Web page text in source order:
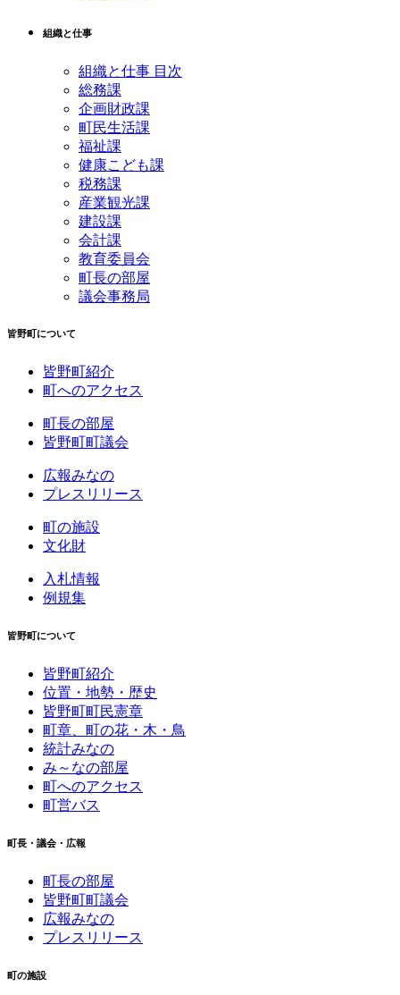
組織と仕事
組織と仕事 目次
総務課
企画財政課
町民生活課
福祉課
健康こども課
税務課
産業観光課
建設課
会計課
教育委員会
町長の部屋
議会事務局
皆野町について
皆野町紹介
町へのアクセス
町長の部屋
皆野町町議会
広報みなの
プレスリリース
町の施設
文化財
入札情報
例規集
皆野町について
皆野町紹介
位置・地勢・歴史
皆野町町民憲章
町章、町の花・木・鳥
統計みなの
み～なの部屋
町へのアクセス
町営バス
町長・議会・広報
町長の部屋
皆野町町議会
広報みなの
プレスリリース
町の施設